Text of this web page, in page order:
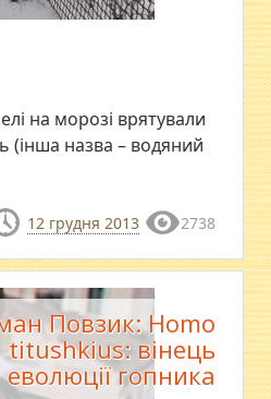
на морозі врятували
(інша назва – водяний
12 грудня 2013 2738
Повзик: Homo
titushkius: вінець
еволюції гопника